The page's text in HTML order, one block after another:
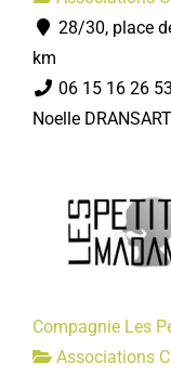
28/30, place
km
06 15 16 26 53
Noelle DRANSART
Compagnie Les
Associations